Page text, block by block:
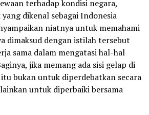
terhadap kondisi negara,
dikenal sebagai Indonesia
niatnya untuk memahami
dimaksud dengan istilah tersebut
sama dalam mengatasi hal-hal
jika memang ada sisi gelap di
bukan untuk diperdebatkan secara
untuk diperbaiki bersama